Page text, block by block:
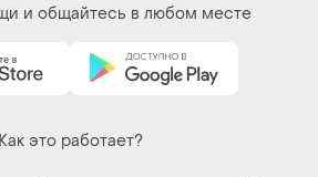
и общайтесь в любом месте
Как это работает?